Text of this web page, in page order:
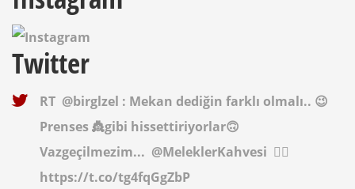
Twitter
RT @birglzel : Mekan dediğin farklı olmalı.. 😉
Prenses 👸gibi hissettiriyorlar🙃
Vazgeçilmezim... @MeleklerKahvesi ✌🏻
https://t.co/tg4fqGgZbP